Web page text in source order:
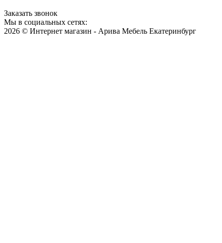
Заказать звонок
Мы в социальных сетях:
2026 © Интернет магазин - Арива Мебель Екатеринбург